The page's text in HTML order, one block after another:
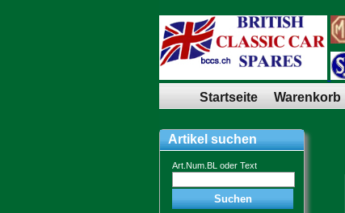
Artikel suchen
Art.Num.BL oder Text
Startseite Warenkorb